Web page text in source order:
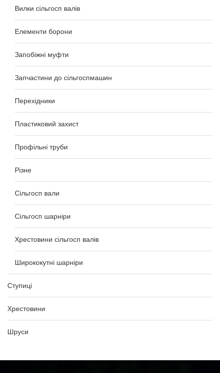
Вилки сільгосп валів
Елементи борони
Запобіжні муфти
Запчастини до сільгоспмашин
Перехідники
Пластиковий захист
Профільні труби
Різне
Сільгосп вали
Сільгосп шарніри
Хрестовини сільгосп валів
Ширококутні шарніри
Ступиці
Хрестовини
Шруси